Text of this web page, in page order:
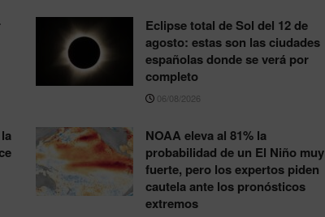
Eclipse total de Sol del 12 de
agosto: estas son las ciudades
españolas donde se verá por
completo
06/08/2026
NOAA eleva al 81% la
probabilidad de un El Niño muy
fuerte, pero los expertos piden
cautela ante los pronósticos
extremos